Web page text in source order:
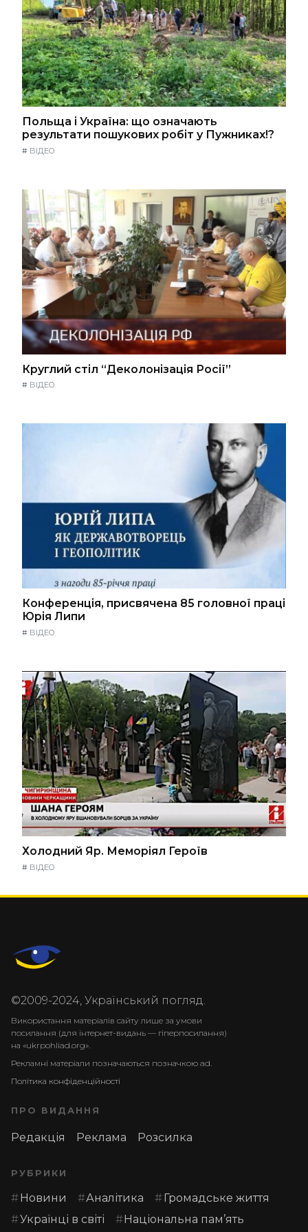
Польща і Україна: що означають
результати пошукових робіт у Пужниках!?
# ВІДЕО
Круглий стіл “Деколонізація Росії”
# ВІДЕО
Конференція, присвячена 85 головної праці
Юрія Липи
# ВІДЕО
Холодний Яр. Меморіял Героїв
# ВІДЕО
©2009-2024, Український погляд.
Використання матеріалів сайту лише за умови
посилання (для інтернет-видань — гіперпосилання)
на «ukrpohliad.org».
Рекламні матеріали позначаються позначкою ad.
Політика конфіденційності
ПРО ВИДАННЯ
Редакція Реклама Розсилка
РУБРИКИ
Новини Аналітика
Громадське життя
Українці в світі
Національна пам’ять